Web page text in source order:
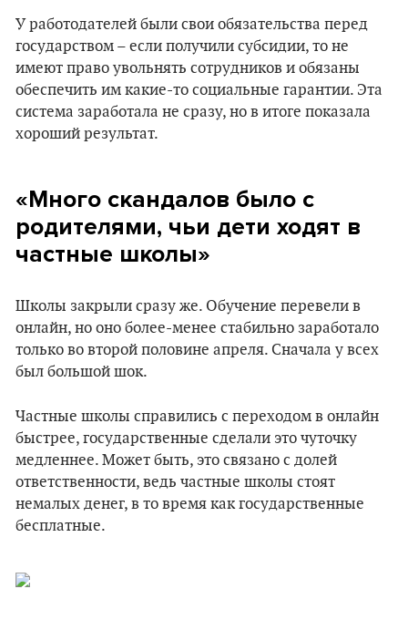
У работодателей были свои обязательства перед
государством – если получили субсидии, то не
имеют право увольнять сотрудников и обязаны
обеспечить им какие-то социальные гарантии. Эта
система заработала не сразу, но в итоге показала
хороший результат.
«Много скандалов было с
родителями, чьи дети ходят в
частные школы»
Школы закрыли сразу же. Обучение перевели в
онлайн, но оно более-менее стабильно заработало
только во второй половине апреля. Сначала у всех
был большой шок.
Частные школы справились с переходом в онлайн
быстрее, государственные сделали это чуточку
медленнее. Может быть, это связано с долей
ответственности, ведь частные школы стоят
немалых денег, в то время как государственные
бесплатные.